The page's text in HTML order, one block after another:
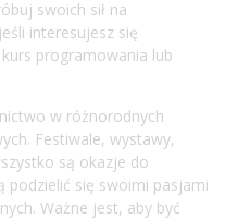
swoich sił na
interesujesz się
programowania lub
w różnorodnych
Festiwale, wystawy,
są okazje do
podzielić się swoimi pasjami
Ważne jest, aby być